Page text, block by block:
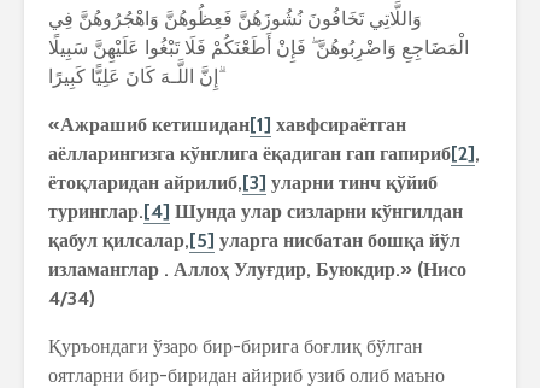
وَاللَّاتِي تَخَافُونَ نُشُوزَهُنَّ فَعِظُوهُنَّ وَاهْجُرُوهُنَّ فِي
الْمَضَاجِعِ وَاضْرِبُوهُنَّ ۖ فَإِنْ أَطَعْنَكُمْ فَلَا تَبْغُوا عَلَيْهِنَّ سَبِيلًا
ۗإِنَّ اللَّـهَ كَانَ عَلِيًّا كَبِيرًا
«Ажрашиб кетишидан[1] хавфсираётган
аёлларингизга кўнглига ёқадиган гап гапириб[2],
ётоқларидан айрилиб,[3] уларни тинч қўйиб
туринглар.[4] Шунда улар сизларни кўнгилдан
қабул қилсалар,[5] уларга нисбатан бошқа йўл
изламанглар . Аллоҳ Улуғдир, Буюкдир.» (Нисо
4/34)
Қуръондаги ўзаро бир-бирига боғлиқ бўлган
оятларни бир-биридан айириб узиб олиб маъно